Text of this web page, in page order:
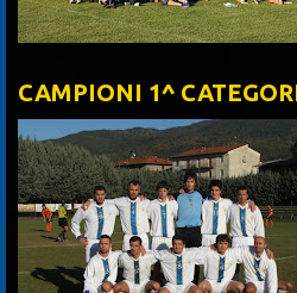
CAMPIONI 1^